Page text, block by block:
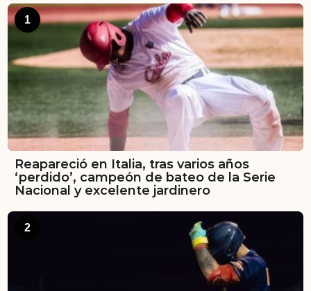
1
Reapareció en Italia, tras varios años
‘perdido’, campeón de bateo de la Serie
Nacional y excelente jardinero
2